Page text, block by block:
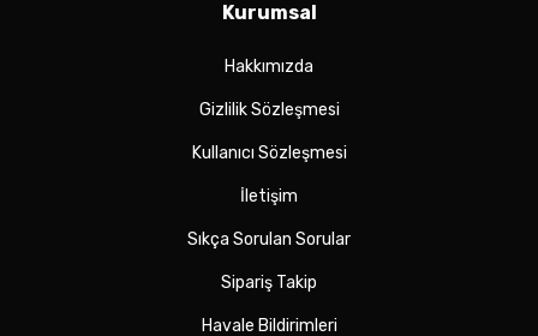
Kurumsal
Hakkımızda
Gizlilik Sözleşmesi
Kullanıcı Sözleşmesi
İletişim
Sıkça Sorulan Sorular
Sipariş Takip
Havale Bildirimleri